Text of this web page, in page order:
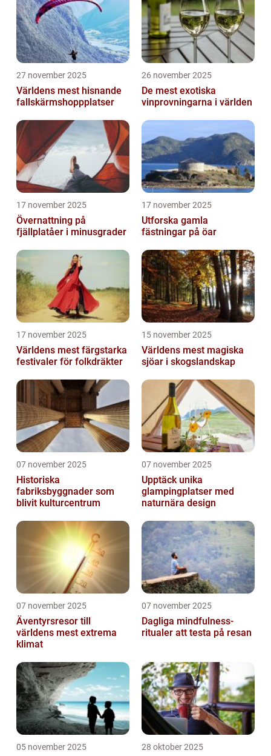
27 november 2025
Världens mest hisnande
fallskärmshoppplatser
26 november 2025
De mest exotiska
vinprovningarna i världen
17 november 2025
Övernattning på
fjällplatåer i minusgrader
17 november 2025
Utforska gamla
fästningar på öar
17 november 2025
Världens mest färgstarka
festivaler för folkdräkter
15 november 2025
Världens mest magiska
sjöar i skogslandskap
07 november 2025
Historiska
fabriksbyggnader som
blivit kulturcentrum
07 november 2025
Upptäck unika
glampingplatser med
naturnära design
07 november 2025
Äventyrsresor till
världens mest extrema
klimat
07 november 2025
Dagliga mindfulness-
ritualer att testa på resan
05 november 2025 28 oktober 2025